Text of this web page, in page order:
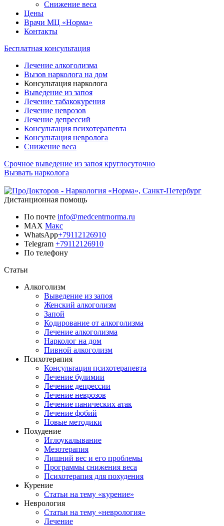
Снижение веса
Цены
Врачи МЦ «Норма»
Контакты
Бесплатная консультация
Лечение алкоголизма
Вызов нарколога на дом
Консультация нарколога
Выведение из запоя
Лечение табакокурения
Лечение неврозов
Лечение депрессий
Консультация психотерапевта
Консультация невролога
Снижение веса
Срочное выведение из запоя круглосуточно
Вызвать нарколога
Дистанционная помощь
По почте info@medcentrnorma.ru
MAX Макс
WhatsApp+79112126910
Telegram +79112126910
По телефону
Статьи
Алкоголизм
Выведение из запоя
Женский алкоголизм
Запой
Кодирование от алкоголизма
Лечение алкоголизма
Нарколог на дом
Пивной алкоголизм
Психотерапия
Консультация психотерапевта
Лечение булимии
Лечение депрессии
Лечение неврозов
Лечение панических атак
Лечение фобий
Новые методики
Похудение
Иглоукалывание
Мезотерапия
Лишний вес и его проблемы
Программы снижения веса
Психотерапия для похудения
Курение
Статьи на тему «курение»
Неврология
Статьи на тему «неврология»
Лечение